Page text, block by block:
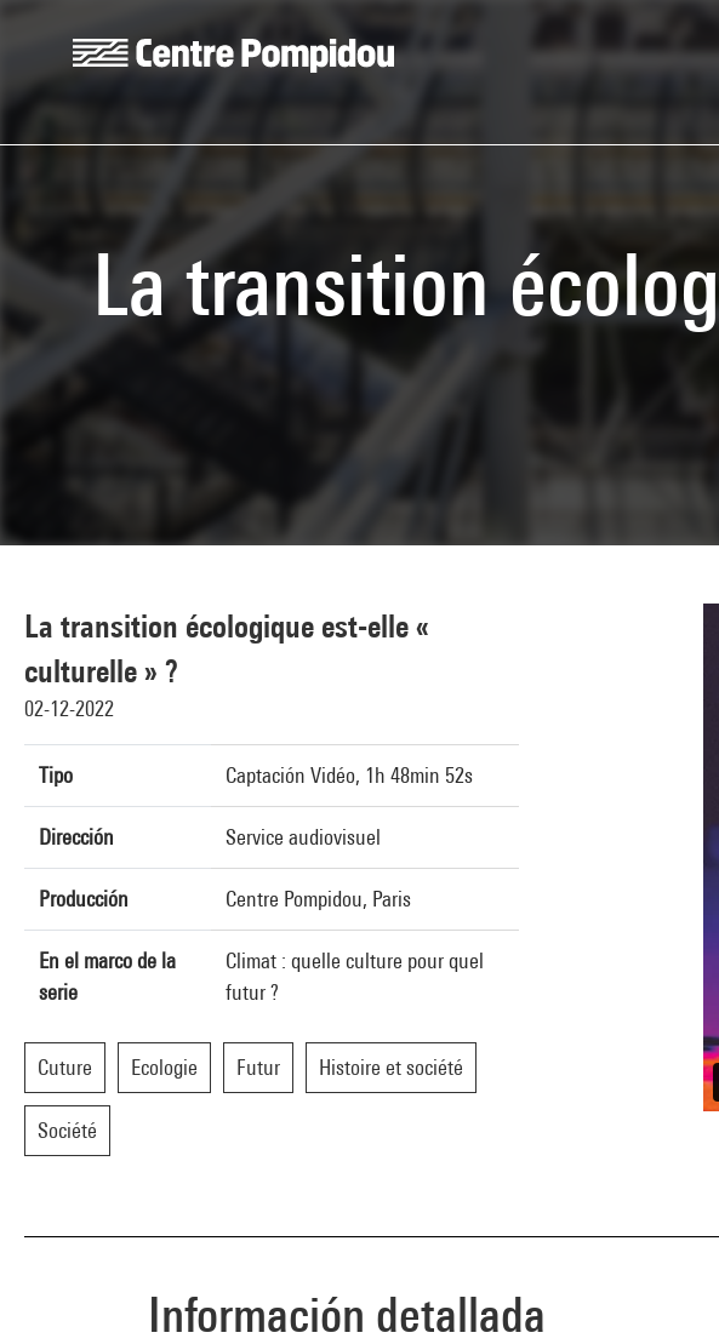
La transition
La transition écologique est-elle «
culturelle » ?
02-12-2022
Tipo Captación Vidéo, 1h 48min 52s
Dirección Service audiovisuel
Producción Centre Pompidou, Paris
En el marco de la
serie
Climat : quelle culture pour quel
futur ?
Cuture Ecologie Futur Histoire et société
Société
Información detallada